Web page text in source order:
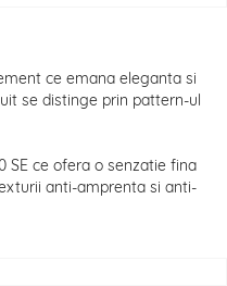
ce emana eleganta si
se distinge prin pattern-ul
SE ce ofera o senzatie fina
anti-amprenta si anti-